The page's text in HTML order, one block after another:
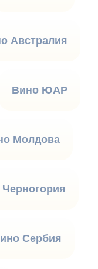
Австралия
Вино ЮАР
Молдова
Сербия